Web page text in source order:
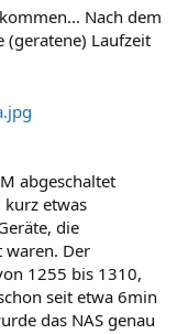
Nach dem
(geratene) Laufzeit
abgeschaltet
etwas
die
waren. Der
1255 bis 1310,
seit etwa 6min
das NAS genau